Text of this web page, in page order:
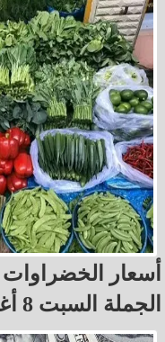
أسعار الخضراوات
الجملة السبت 8 أغسطس 2026